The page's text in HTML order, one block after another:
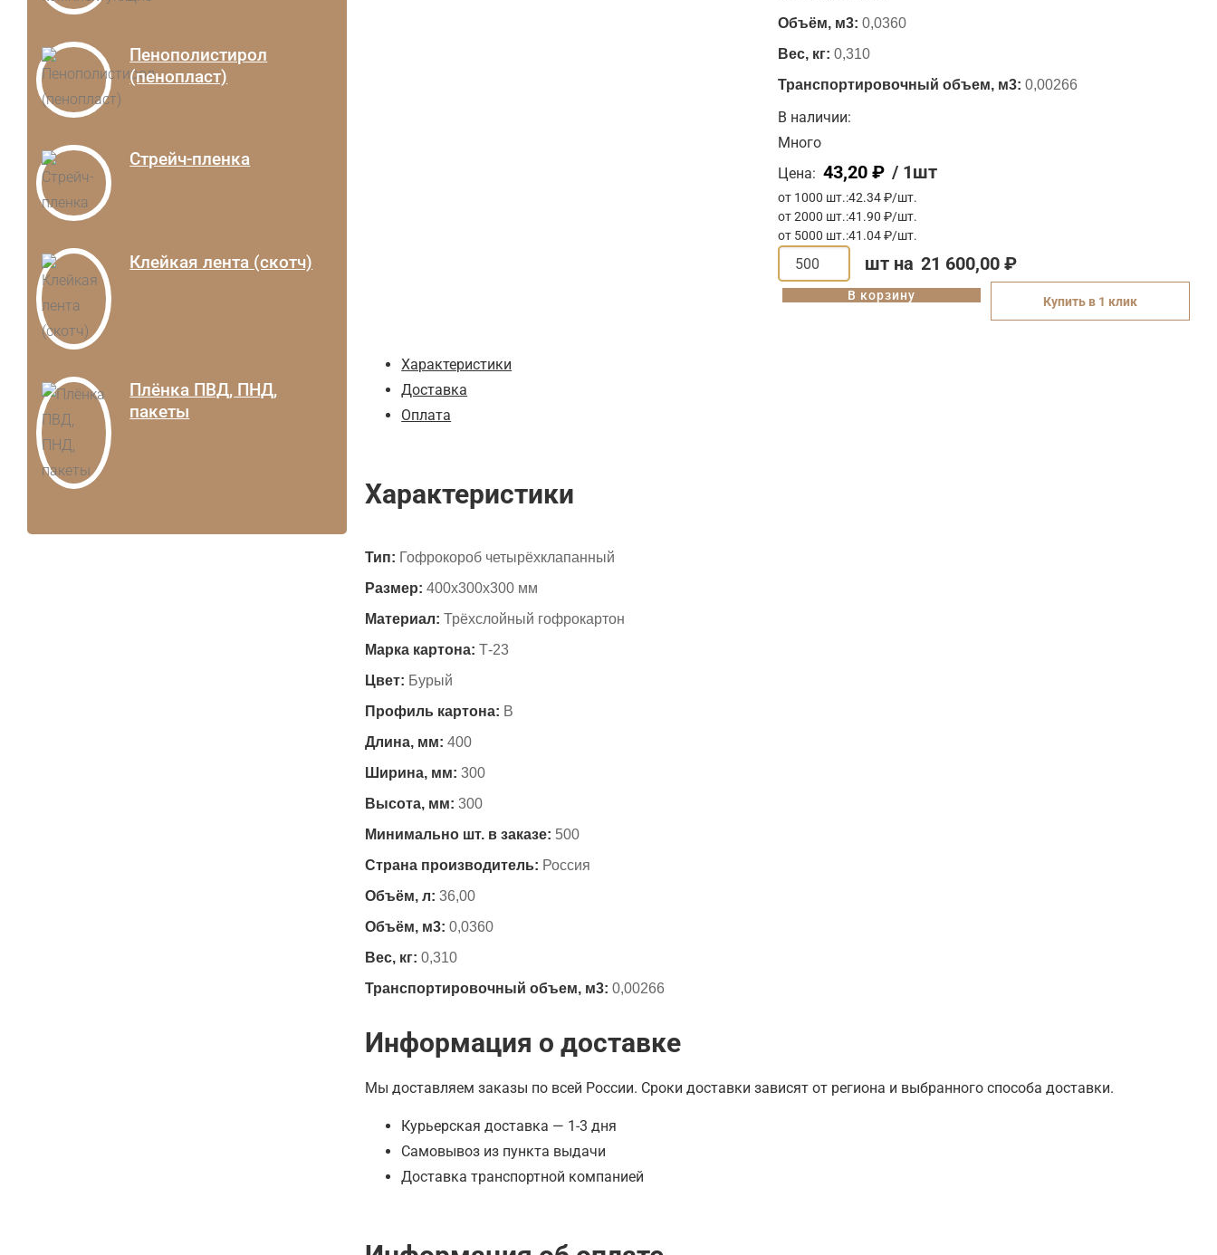
Пенополистирол
(пенопласт)
Стрейч-пленка
Клейкая лента (скотч)
Плёнка ПВД, ПНД,
пакеты
В наличии:
Много
Цена: 43,20 ₽ / 1шт
от 1000 шт.:42.34 ₽/шт.
от 2000 шт.:41.90 ₽/шт.
от 5000 шт.:41.04 ₽/шт.
шт на 21 600,00 ₽
В корзину Купить в 1 клик
Объём, м3: 0,0360
Вес, кг: 0,310
Транспортировочный объем, м3: 0,00266
Характеристики
Доставка
Оплата
Характеристики
Тип: Гофрокороб четырёхклапанный
Размер: 400х300х300 мм
Материал: Трёхслойный гофрокартон
Марка картона: Т-23
Цвет: Бурый
Профиль картона: B
Длина, мм: 400
Ширина, мм: 300
Высота, мм: 300
Минимально шт. в заказе: 500
Страна производитель: Россия
Объём, л: 36,00
Объём, м3: 0,0360
Вес, кг: 0,310
Транспортировочный объем, м3: 0,00266
Информация о доставке
Мы доставляем заказы по всей России. Сроки доставки зависят от региона и выбранного способа доставки.
Курьерская доставка — 1-3 дня
Самовывоз из пункта выдачи
Доставка транспортной компанией